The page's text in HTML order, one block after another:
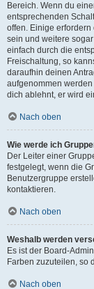
Bereich. Wenn du
entsprechenden
offen. Einige
sein und weitere
einfach durch die
Freischaltung, so
daraufhin deinen
aufgenommen
dich ablehnt, er wird
Nach oben
Wie werde ich
Der Leiter einer
festgelegt, wenn die
Benutzergruppe
kontaktieren.
Nach oben
Weshalb werden
Es ist der Board-
Farben zuzuteilen, so
Nach oben